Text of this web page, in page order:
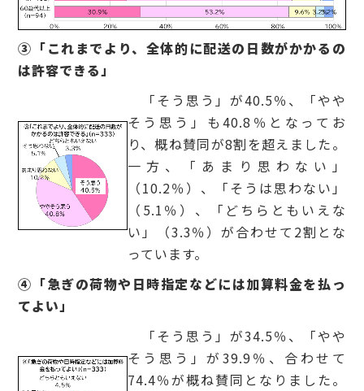
③「これまでより、全体的に配送の日数がかかるの
は許容できる」
「そう思う」が40.5％、「やや
そう思う」も40.8％となってお
り、概ね賛同が8割を超えました。
一方、「あまり思わない」
（10.2％）、「そうは思わない」
（5.1％）、「どちらともいえな
い」（3.3％）が合わせて2割とな
っています。
④「急ぎの荷物や日時指定などには加算料金を払っ
てよい」
「そう思う」が34.5％、「やや
そう思う」が39.9％、合わせて
74.4％が概ね賛同となりました。